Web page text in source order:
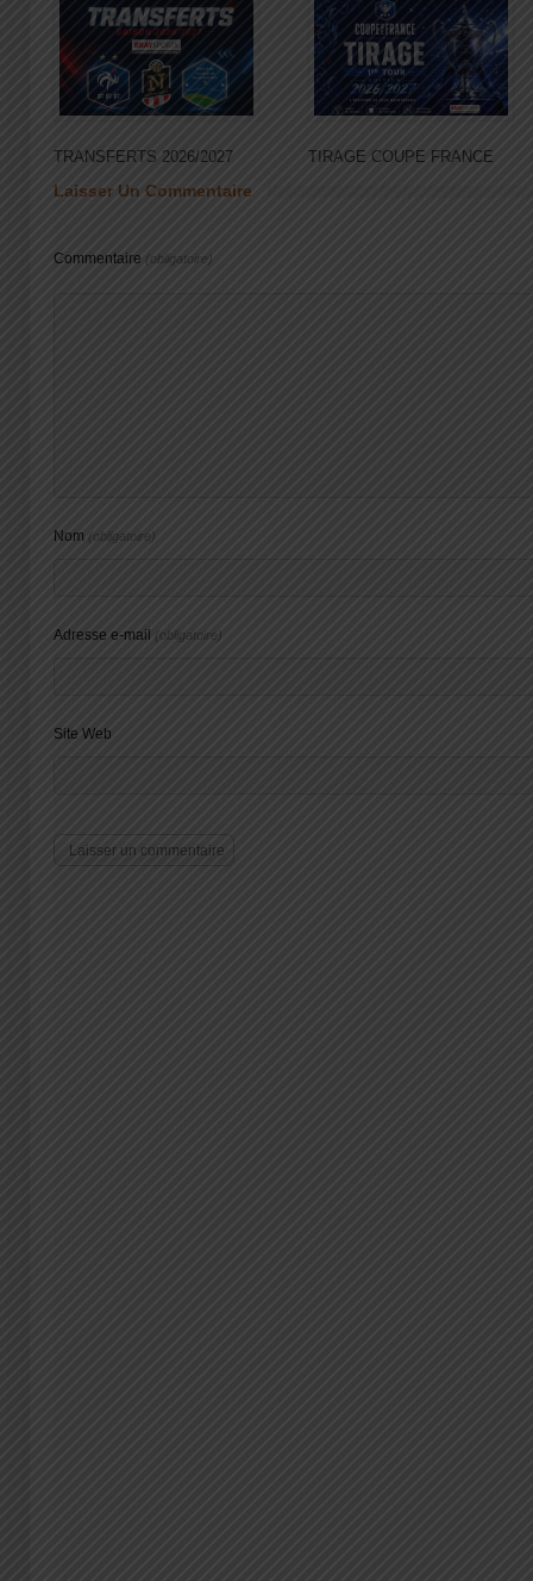
TRANSFERTS 2026/2027 TIRAGE COUPE FRANCE
Laisser Un Commentaire
Commentaire (obligatoire)
Nom (obligatoire)
Adresse e-mail (obligatoire)
Site Web